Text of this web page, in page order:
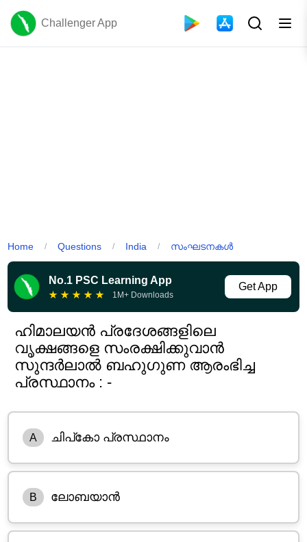
Challenger App
Home / Questions / India / സംഘടനകൾ
No.1 PSC Learning App
★ ★ ★ ★ ★ 1M+ Downloads
Get App
ഹിമാലയൻ പ്രദേശങ്ങളിലെ
വൃക്ഷങ്ങളെ സംരക്ഷിക്കുവാൻ
സുന്ദർലാൽ ബഹുഗുണ ആരംഭിച്ച
പ്രസ്ഥാനം : -
A ചിപ്കോ പ്രസ്ഥാനം
B ലോബയാൻ